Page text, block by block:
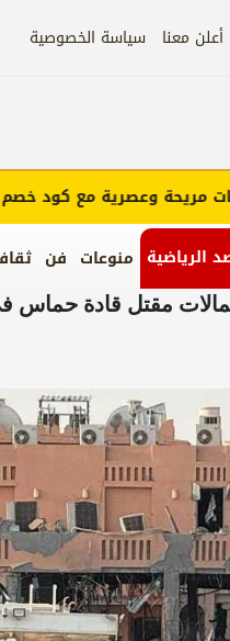
أعلن معنا سياسة الخصوصية
الرياضية منوعات فن
وعصرية مع كود خصم
مقتل قادة